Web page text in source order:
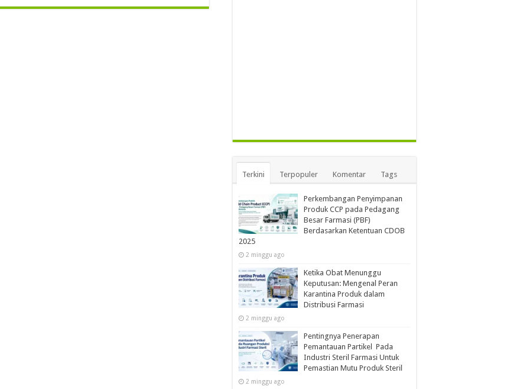
Terkini Terpopuler Komentar Tags
Perkembangan Penyimpanan
Produk CCP pada Pedagang
Besar Farmasi (PBF)
Berdasarkan Ketentuan CDOB
2025
2 minggu ago
Ketika Obat Menunggu
Keputusan: Mengenal Peran
Karantina Produk dalam
Distribusi Farmasi
2 minggu ago
Pentingnya Penerapan
Pemantauan Partikel Pada
Industri Steril Farmasi Untuk
Pemastian Mutu Produk Steril
2 minggu ago